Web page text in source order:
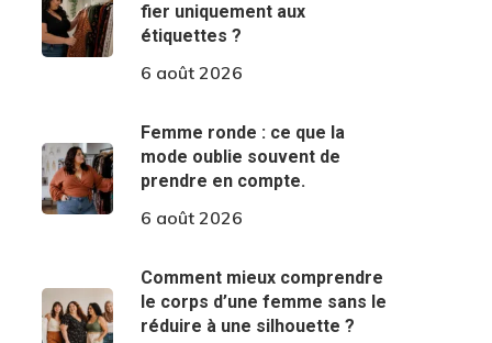
fier uniquement aux
étiquettes ?
6 août 2026
Femme ronde : ce que la
mode oublie souvent de
prendre en compte.
6 août 2026
Comment mieux comprendre
le corps d’une femme sans le
réduire à une silhouette ?